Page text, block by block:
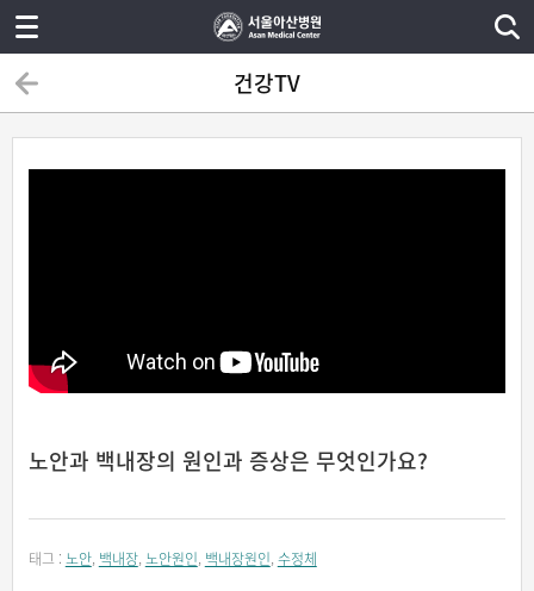
건강TV
노안과 백내장의 원인과 증상은 무엇인가요?
태그 : 노안, 백내장, 노안원인, 백내장원인, 수정체